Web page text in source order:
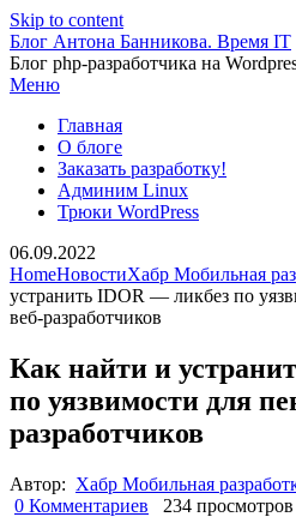
Skip to content
Блог Антона Банникова. Время IT
Блог php-разработчика на
Меню
Главная
О блоге
Заказать разработку!
Админим Linux
Трюки WordPress
06.09.2022
HomeНовостиХабр Мобильная
устранить IDOR — ликбез по
веб-разработчиков
Как найти и
по уязвимости для
разработчиков
Автор: Хабр Мобильная
0 Комментариев
234 просмотров